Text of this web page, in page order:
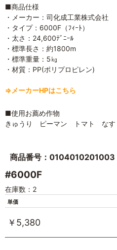
■商品仕様
・メーカー：司化成工業株式会社
・タイプ：6000F（ﾌｨｰﾄ）
・太さ：24,600ﾃﾞﾆｰﾙ
・標準長さ：約1800m
・標準重量：5㎏
・材質：PP(ポリプロピレン)
⇒メーカーHPはこちら
■使用お薦め作物
きゅうり ピーマン トマト なす
商品番号：0104010201003
#6000F
在庫数：2
単価
￥5,380